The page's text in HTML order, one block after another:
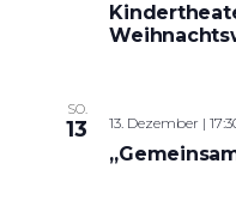
SO.
13 13. Dezember |